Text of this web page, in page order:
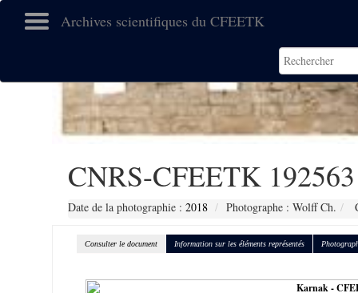
Archives scientifiques du CFEETK
CNRS-CFEETK 192563
Date de la photographie : 2018 Photographe : Wolff Ch.
Consulter le document Information sur les éléments représentés